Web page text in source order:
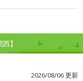
】
2026/08/06 更新